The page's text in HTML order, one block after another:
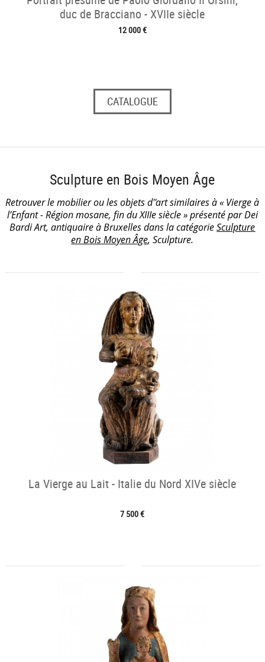
duc de Bracciano - XVIIe siècle
12 000 €
CATALOGUE
Sculpture en Bois Moyen Âge
Retrouver le mobilier ou les objets d''art similaires à « Vierge à
l’Enfant - Région mosane, fin du XIIIe siècle » présenté par Dei
Bardi Art, antiquaire à Bruxelles dans la catégorieSculpture
en Bois Moyen Âge, Sculpture.
La Vierge au Lait - Italie du Nord XIVe siècle
7 500 €